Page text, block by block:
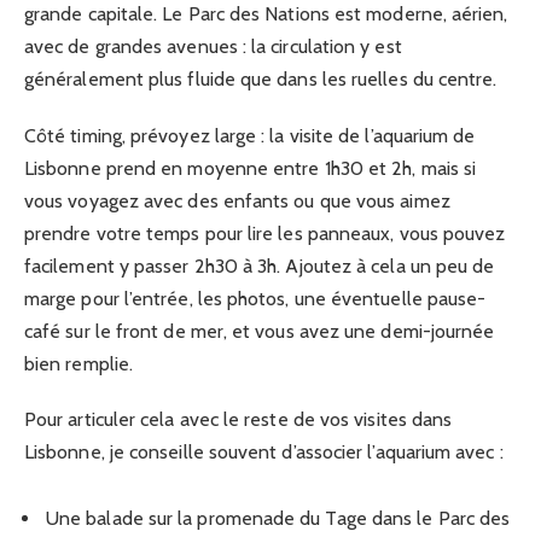
grande capitale. Le Parc des Nations est moderne, aérien,
avec de grandes avenues : la circulation y est
généralement plus fluide que dans les ruelles du centre.
Côté timing, prévoyez large : la visite de l’aquarium de
Lisbonne prend en moyenne entre 1h30 et 2h, mais si
vous voyagez avec des enfants ou que vous aimez
prendre votre temps pour lire les panneaux, vous pouvez
facilement y passer 2h30 à 3h. Ajoutez à cela un peu de
marge pour l’entrée, les photos, une éventuelle pause-
café sur le front de mer, et vous avez une demi-journée
bien remplie.
Pour articuler cela avec le reste de vos visites dans
Lisbonne, je conseille souvent d’associer l’aquarium avec :
Une balade sur la promenade du Tage dans le Parc des